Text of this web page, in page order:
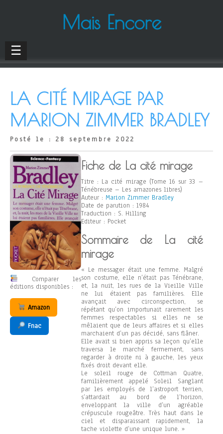
Mais Encore
☰
LA CITÉ MIRAGE PAR
MARION ZIMMER BRADLEY
Posté le : 28 septembre 2022
Comparer les
éditions disponibles :
Amazon
Fnac
Fiche de La cité mirage
Titre : La cité mirage (Tome 16 sur 33 –
Ténébreuse – Les amazones libres)
Auteur : Marion Zimmer Bradley
Date de parution : 1984
Traduction : S. Hilling
Editeur : Pocket
Sommaire de La cité
mirage
« Le messager était une femme. Malgré
son costume, elle n’était pas Ténébrane,
et, la nuit, les rues de la Vieille Ville
ne lui étaient pas familières. Elle
avançait avec circonspection, se
répétant qu’on importunait rarement les
femmes respectables si elles ne se
mêlaient que de leurs affaires et si elles
marchaient d’un pas décidé, sans flâner.
Elle avait si bien appris sa leçon qu’elle
traversa le marché fermement, sans
regarder à droite ni à gauche, les yeux
fixés droit devant elle.
Le soleil rouge de Cottman Quatre,
familièrement appelé Soleil Sanglant
par les employés de l’astroport terrien,
s’attardait au bord de l’horizon,
enveloppant la ville d’un agréable
crépuscule rougeâtre. Très haut dans le
ciel et disparaissant rapidement, la
tache violette d’une unique lune. »